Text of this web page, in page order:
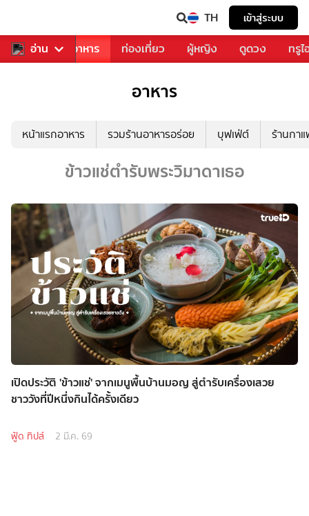
TH เข้าสู่ระบบ
อ่าน
การเพลง อาหาร ท่องเที่ยว ผู้หญิง ดูดวง ทรู
อาหาร
หน้าแรกอาหาร รวมร้านอาหารอร่อย บุฟเฟ่ต์ ร้านกา
ข้าวแช่ตำรับพระวิมาดาเธอ
เปิดประวัติ 'ข้าวแช่' จากเมนูพื้นบ้านมอญ สู่ตำรับเครื่องเสวย
ชาววังที่ปีหนึ่งกินได้ครั้งเดียว
ฟู้ด ทิปส์ 2 มี.ค. 69